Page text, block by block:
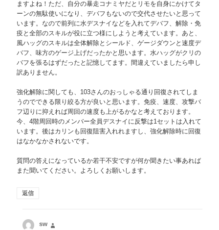
ますよね！ただ、自分の暴走コナミヤだとリモを自身にかけてタ
ーンの無駄使いになり、デバフもないので交代させたいと思って
います。なので前列に水デスナイなどを入れてデバフ、解除・免
疫と全部のスキルが役に立つ様にしようと考えています。あと、
風ハッグのスキルは全体解除とシールド、ゲージダウンと速度デ
バフ、味方のゲージ上げだったかと思います。水ハッグがクリの
バフを張るはずだったと記憶してます。間違えていましたら申し
訳ありません。
強化解除に関しても、103さんのおっしゃる通り回復されてしま
うのでできる限り絞る方が良いと思います。免疫、速度、攻撃バ
フ辺りに抑えれば周回の速度も上がるかなと考えております。
今、4階周回時のメンバー全員デスナイに反撃は1セットは入れて
います。後はカリンも回復阻害入れれますし、強化解除時に回復
はなかなかされないです。
質問の答えになっているか若干不安ですが何か聞きたい事あれば
また聞いてください。よろしくお願いします。
返信
sw